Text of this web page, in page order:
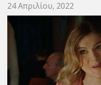
24 Απριλίου, 2022